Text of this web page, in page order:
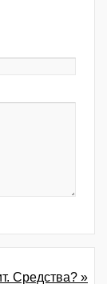
Средства? »